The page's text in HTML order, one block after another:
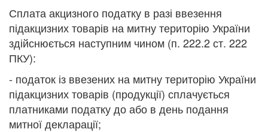
Сплата акцизного податку в разі ввезення
підакцизних товарів на митну територію України
здійснюється наступним чином (п. 222.2 ст. 222
ПКУ):
- податок із ввезених на митну територію України
підакцизних товарів (продукції) сплачується
платниками податку до або в день подання
митної декларації;